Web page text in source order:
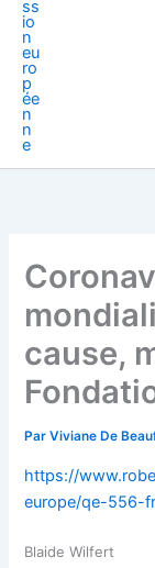
cause,
ParViviane De
https://
europe/qe-556-
Blaide Wilfert